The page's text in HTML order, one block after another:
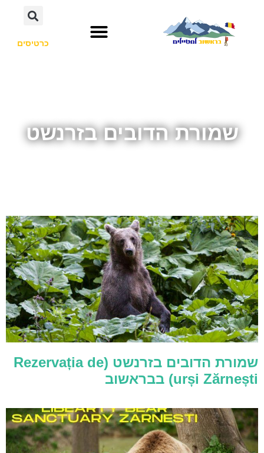
כרטיסים
שמורת הדובים בזרנשט
שמורת הדובים בזרנשט (Rezervația de
urși Zărnești) בבראשוב